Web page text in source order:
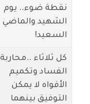
نقطة ضوء.. يوم
الشهيد والماضي
السعيد!
كل ثلاثاء ..محاربة
الفساد وتكميم
الأفواه لا يمكن
التوفيق بينهما